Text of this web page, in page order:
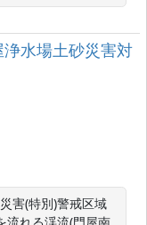
水場土砂災害対
害(特別)警戒区域
流れる渓流(門屋南